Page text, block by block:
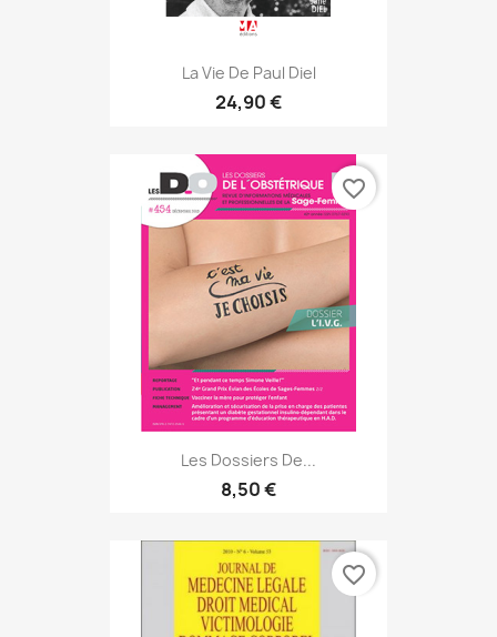
La Vie De Paul Diel
24,90 €
Les Dossiers De...
8,50 €
favorite_border
favorite_border